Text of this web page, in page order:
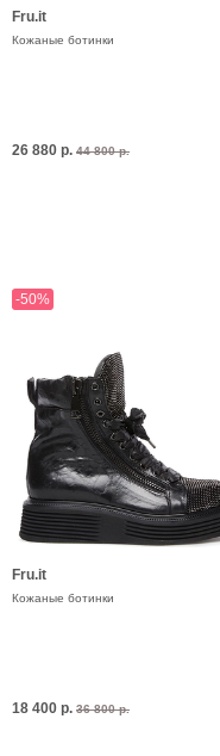
Fru.it
Кожаные ботинки
26 880 р. 44 800 р.
-50%
Fru.it
Кожаные ботинки
18 400 р. 36 800 р.